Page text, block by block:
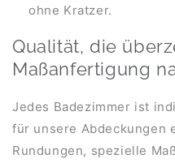
ohne Kratzer.
Qualität, die
Maßanfertigung
Jedes Badezimmer ist
für unsere Abdeckungen
Rundungen, spezielle